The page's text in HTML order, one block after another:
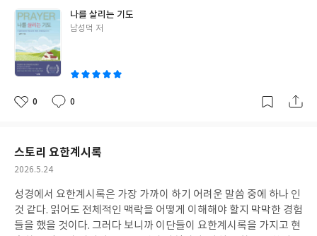
마지막에는 독자들과 나누고픈 소중한 경험에 대한 저자의 이야기
들은 독자들에게 투자에 대한 생생한 현장을 그대로 느낄 수 있도록
해 준다. 미국 주식의 각 섹터별 대장주에 어떤 기업들이 있는지, ET
F의 특징들은 무엇인지, 덜 신경쓰고 덜 불안한 주식인 배당주 기업
들은 어떤 것이 있는지를 배우면서 미국 투자에 대한 생각을 정리할
수 있었다. 뿐만 아니라 꼭 새겨야 할 투자 마인드를 읽으면서 나만
의 투자 원칙이 중요함을 다시한번 생각할 수 있는 시간이었다.
있는 삶을 살지 못하고 있는 것이 현실이다. 이런 분위 속에서 성경
에 등장하는 족장, 통치자, 예언자, 제자들의 삶과 기도를 다루는 나
를 살리는 기도는 다시한번 우리가 무엇에 집중하고, 멈추지 말아야
하는지를 알려준다. 나를 살리는 기도는 성경에 등장하는 수많은 믿
음의 사람들의 삶과 기도가 어떻게 연결되어져 있는지를 배울 수 있
다. 성경은 기도의 가장 중요한 지침서가 되기 때문에 성경에 등장하
서 일하시는 하나님께서 보이는 것보다 더 확실한 길로 기도하는 자
를 이끄신다는 것이다. 나를 살리는 기도는 리더들의 기도, 예언자
들의 기도, 제자들의 기도에 대해서 다루는데, 기도는 기도로 시작
된다. 그들의 기도와 삶이 밀접하게 연결되어 있으며, 그들의 기도
가 마침내 하나님의 일하심을 나타내는 역사를 가져온다는 사실이
다. 믿음의 조상 아브라함은 기도의 흔적이 없는 기도이고, 욥은 혼
나를 살리는 기도
글
남성덕 저
좋
0
댓
0
작
스토리 요한계시록
작
일
2026.5.24
성경에서 요한계시록은 가장 가까이 하기 어려운 말씀 중에 하나 인
것 같다. 읽어도 전체적인 맥락을 어떻게 이해해야 할지 막막한 경험
들을 했을 것이다. 그러다 보니까 이단들이 요한계시록을 가지고 현